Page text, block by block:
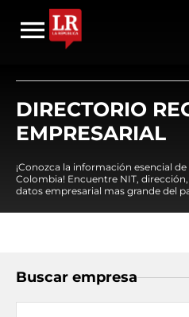
DIRECTORIO
EMPRESARIAL
¡Conozca la información esencial
Colombia! Encuentre NIT,
datos empresarial mas grande del
Buscar empresa